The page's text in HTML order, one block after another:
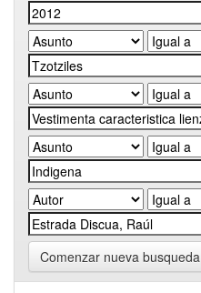
Comenzar nueva busqueda